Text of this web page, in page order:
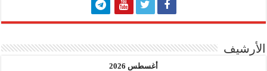
الأرشيف
أغسطس 2026